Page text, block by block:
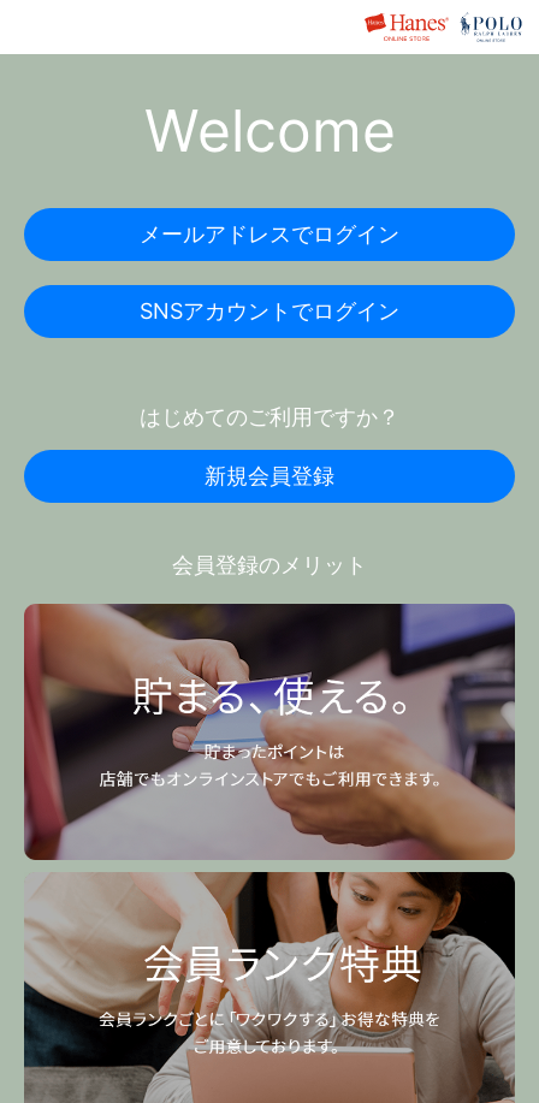
Welcome
メールアドレスでログイン
SNSアカウントでログイン
はじめてのご利用ですか？
新規会員登録
会員登録のメリット